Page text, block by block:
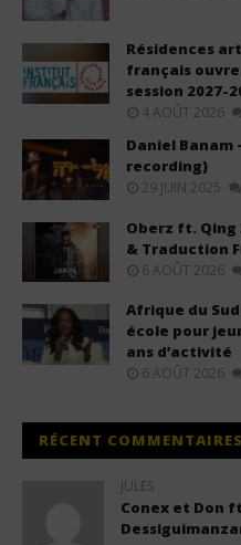
Résidences
français
session 2027-
4 AOÛT 2026
Daniel Banam
recording)
29 JUIN 2025
Oberz ft. Qing
& Traduction
6 AOÛT 2026
Afrique du
école pour
ans d’activité
6 AOÛT 2026
RÉCENT COMMENTAIRES
JULES
Conex et Don